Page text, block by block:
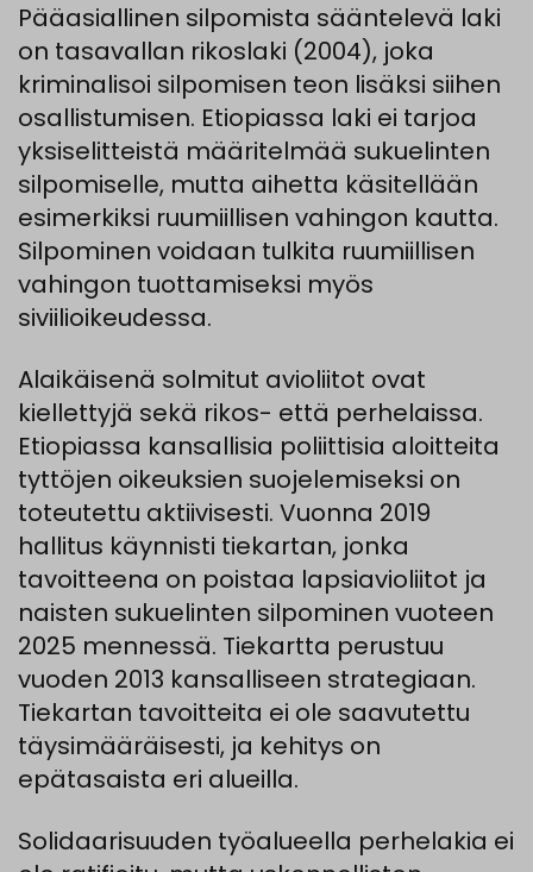
Pääasiallinen silpomista sääntelevä laki
on tasavallan rikoslaki (2004), joka
kriminalisoi silpomisen teon lisäksi siihen
osallistumisen. Etiopiassa laki ei tarjoa
yksiselitteistä määritelmää sukuelinten
silpomiselle, mutta aihetta käsitellään
esimerkiksi ruumiillisen vahingon kautta.
Silpominen voidaan tulkita ruumiillisen
vahingon tuottamiseksi myös
siviilioikeudessa.
Alaikäisenä solmitut avioliitot ovat
kiellettyjä sekä rikos- että perhelaissa.
Etiopiassa kansallisia poliittisia aloitteita
tyttöjen oikeuksien suojelemiseksi on
toteutettu aktiivisesti. Vuonna 2019
hallitus käynnisti tiekartan, jonka
tavoitteena on poistaa lapsiavioliitot ja
naisten sukuelinten silpominen vuoteen
2025 mennessä. Tiekartta perustuu
vuoden 2013 kansalliseen strategiaan.
Tiekartan tavoitteita ei ole saavutettu
täysimääräisesti, ja kehitys on
epätasaista eri alueilla.
Solidaarisuuden työalueella perhelakia ei